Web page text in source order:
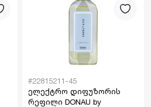
#22815211-45
ელექტრო დიფუზორის
რეფილი DONAU by